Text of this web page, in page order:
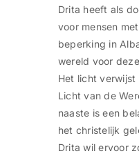
Drita heeft als
voor mensen
beperking in
wereld voor
Het licht verwijst
Licht van de
naaste is een
het christelijk
Drita wil ervoor